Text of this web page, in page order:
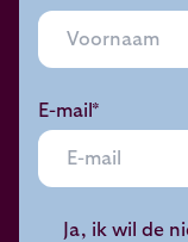
E-mail*
Ja, ik wil de